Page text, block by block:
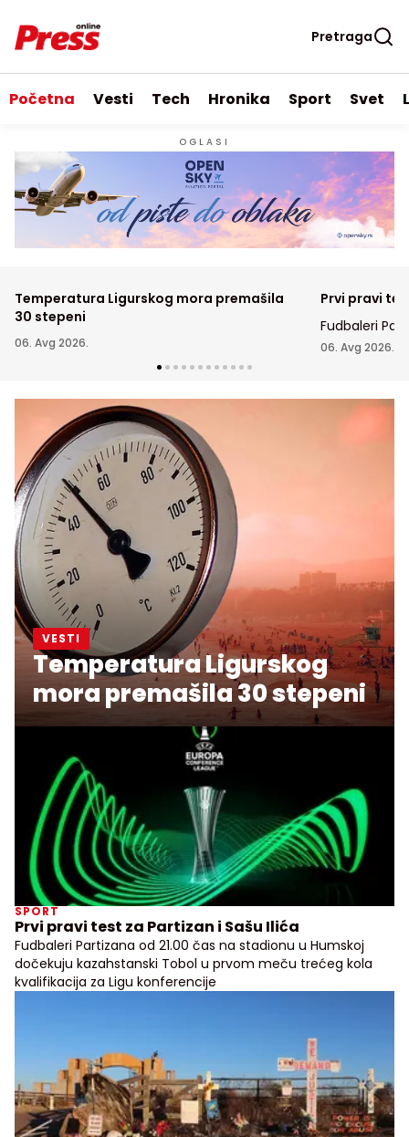
Pretraga
Početna Vesti Tech Hronika Sport Svet
OGLASI
Temperatura Ligurskog mora premašila
30 stepeni
06. Avg 2026.
Prvi pravi
Fudbaleri
u Humskoj
06. Avg 2026.
VESTI
Temperatura Ligurskog
mora premašila 30 stepeni
SPORT
Prvi pravi test za Partizan i Sašu Ilića
Fudbaleri Partizana od 21.00 čas na stadionu u Humskoj
dočekuju kazahstanski Tobol u prvom meču trećeg kola
kvalifikacija za Ligu konferencije